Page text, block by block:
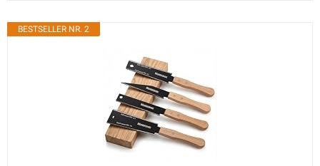
BESTSELLER NR. 2